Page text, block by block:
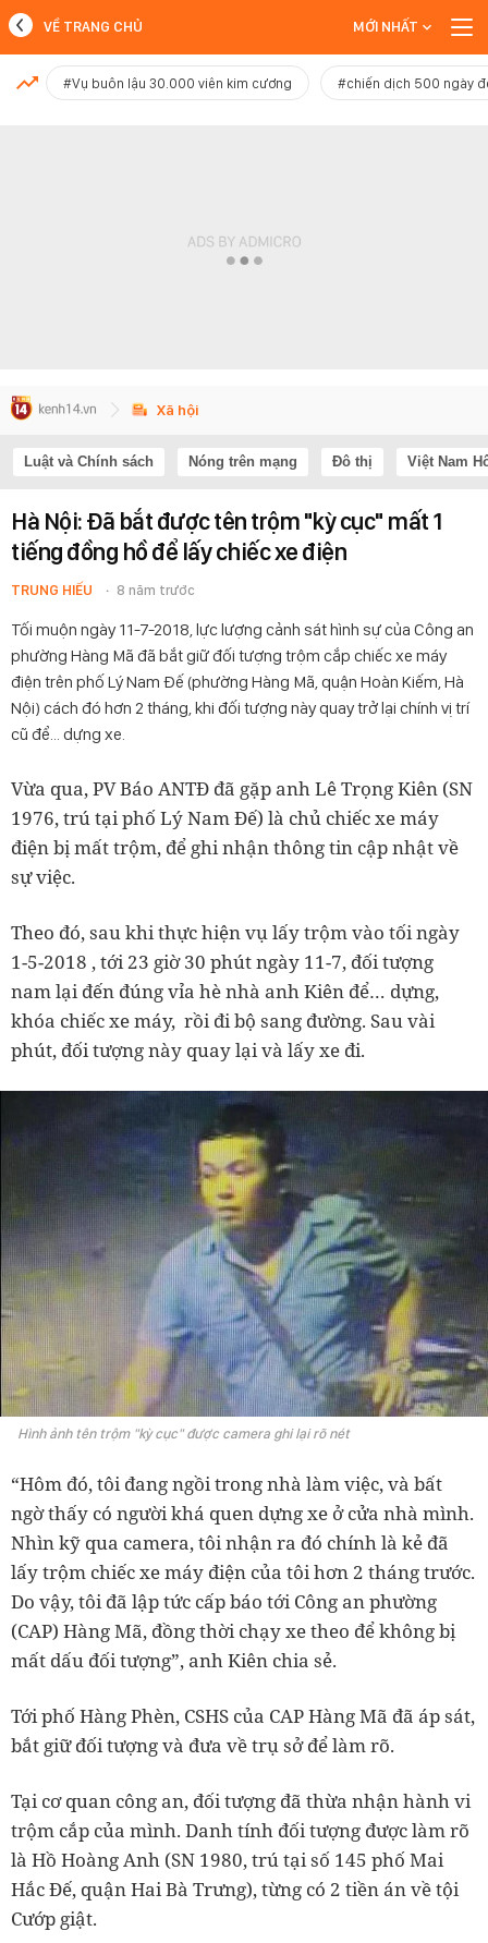
MỚI NHẤT
VỀ TRANG CHỦ MỚI NHẤT
#Vụ buôn lậu 30.000 viên kim cương #chiến dịch 500 ngày
Xã hội
Luật và Chính sách Nóng trên mạng Đô thị Việt Nam
Hà Nội: Đã bắt được tên trộm "kỳ cục" mất 1
tiếng đồng hồ để lấy chiếc xe điện
TRUNG HIẾU 8 năm trước
Tối muộn ngày 11-7-2018, lực lượng cảnh sát hình sự của Công an
phường Hàng Mã đã bắt giữ đối tượng trộm cắp chiếc xe máy
điện trên phố Lý Nam Đế (phường Hàng Mã, quận Hoàn Kiếm, Hà
Nội) cách đó hơn 2 tháng, khi đối tượng này quay trở lại chính vị trí
cũ để… dựng xe.
Vừa qua, PV Báo ANTĐ đã gặp anh Lê Trọng Kiên (SN
1976, trú tại phố Lý Nam Đế) là chủ chiếc xe máy
điện bị mất trộm, để ghi nhận thông tin cập nhật về
sự việc.
Theo đó, sau khi thực hiện vụ lấy trộm vào tối ngày
1-5-2018 , tới 23 giờ 30 phút ngày 11-7, đối tượng
nam lại đến đúng vỉa hè nhà anh Kiên để… dựng,
khóa chiếc xe máy, rồi đi bộ sang đường. Sau vài
phút, đối tượng này quay lại và lấy xe đi.
Hình ảnh tên trộm "kỳ cục" được camera ghi lại rõ nét
“Hôm đó, tôi đang ngồi trong nhà làm việc, và bất
ngờ thấy có người khá quen dựng xe ở cửa nhà mình.
Nhìn kỹ qua camera, tôi nhận ra đó chính là kẻ đã
lấy trộm chiếc xe máy điện của tôi hơn 2 tháng trước.
Do vậy, tôi đã lập tức cấp báo tới Công an phường
(CAP) Hàng Mã, đồng thời chạy xe theo để không bị
mất dấu đối tượng”, anh Kiên chia sẻ.
Tới phố Hàng Phèn, CSHS của CAP Hàng Mã đã áp sát,
bắt giữ đối tượng và đưa về trụ sở để làm rõ.
Tại cơ quan công an, đối tượng đã thừa nhận hành vi
trộm cắp của mình. Danh tính đối tượng được làm rõ
là Hồ Hoàng Anh (SN 1980, trú tại số 145 phố Mai
Hắc Đế, quận Hai Bà Trưng), từng có 2 tiền án về tội
Cướp giật.